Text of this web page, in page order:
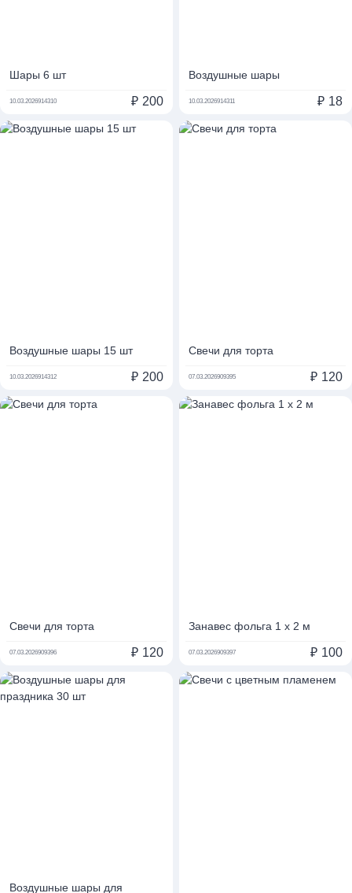
Шары 6 шт
10.03.2026914310 ₽ 200
Воздушные шары
10.03.2026914311 ₽ 18
Воздушные шары 15 шт
10.03.2026914312 ₽ 200
Свечи для торта
07.03.2026909395 ₽ 120
Свечи для торта
07.03.2026909396 ₽ 120
Занавес фольга 1 х 2 м
07.03.2026909397 ₽ 100
Воздушные шары для